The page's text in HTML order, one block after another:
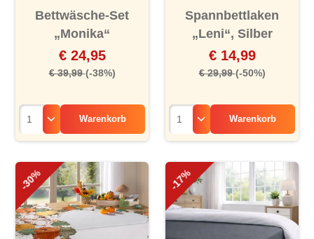
Bettwäsche-Set
„Monika“
€ 24,95
€ 39,99(-38%)
Warenkorb
Spannbettlaken
„Leni“, Silber
€ 14,99
€ 29,99(-50%)
Warenkorb
-30% -17%